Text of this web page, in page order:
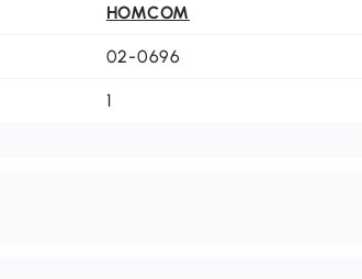
HOMCOM
02-0696
1